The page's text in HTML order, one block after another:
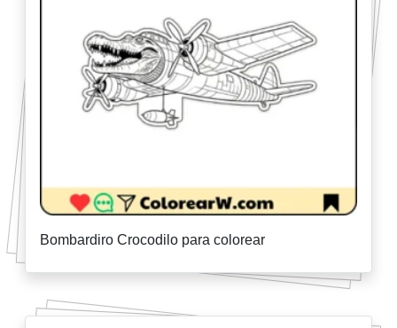
Bombardiro Crocodilo para colorear